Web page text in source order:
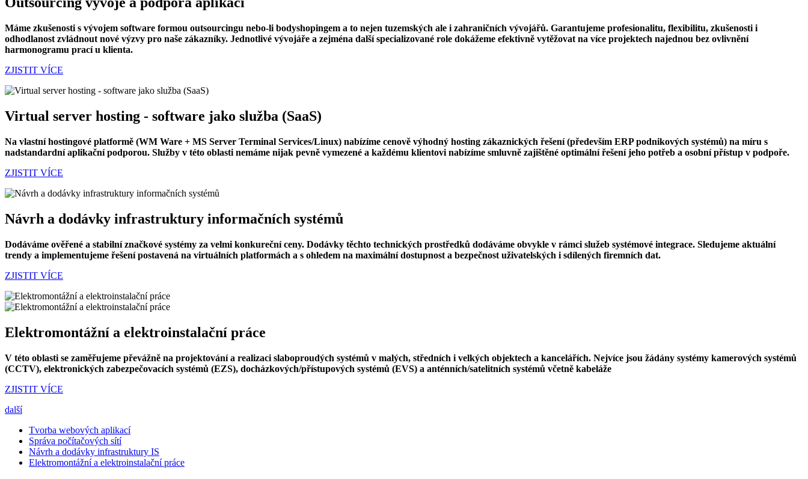
Máme zkušenosti s vývojem software formou outsourcingu nebo-li bodyshopingem a to nejen tuzemských ale i zahraničních vývojářů. Garantujeme profesionalitu, flexibilitu, zkušenosti i
odhodlanost zvládnout nové výzvy pro naše zákazníky. Jednotlivé vývojáře a zejména další specializované role dokážeme efektivně vytěžovat na více projektech najednou bez ovlivnění
harmonogramu prací u klienta.
ZJISTIT VÍCE
Virtual server hosting - software jako služba (SaaS)
Na vlastní hostingové platformě (WM Ware + MS Server Terminal Services/Linux) nabízíme cenově výhodný hosting zákaznických řešení (především ERP podnikových systémů) na míru s
nadstandardní aplikační podporou. Služby v této oblasti nemáme nijak pevně vymezené a každému klientovi nabízíme smluvně zajištěné optimální řešení jeho potřeb a osobní přístup v podpoře.
ZJISTIT VÍCE
Návrh a dodávky infrastruktury informačních systémů
Dodáváme ověřené a stabilní značkové systémy za velmi konkureční ceny. Dodávky těchto technických prostředků dodáváme obvykle v rámci služeb systémové integrace. Sledujeme aktuální
trendy a implementujeme řešení postavená na virtuálních platformách a s ohledem na maximální dostupnost a bezpečnost uživatelských i sdílených firemních dat.
ZJISTIT VÍCE
Elektromontážní a elektroinstalační práce
V této oblasti se zaměřujeme převážně na projektování a realizaci slaboproudých systémů v malých, středních i velkých objektech a kancelářích. Nejvíce jsou žádány systémy kamerových systémů
(CCTV), elektronických zabezpečovacích systémů (EZS), docházkových/přístupových systémů (EVS) a anténních/satelitních systémů včetně kabeláže
ZJISTIT VÍCE
další
Tvorba webových aplikací
Správa počítačových sítí
Návrh a dodávky infrastruktury IS
Elektromontážní a elektroinstalační práce